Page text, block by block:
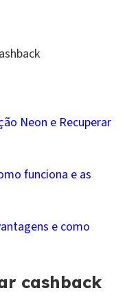
Neon e Recuperar
funciona e as
e como
cashback